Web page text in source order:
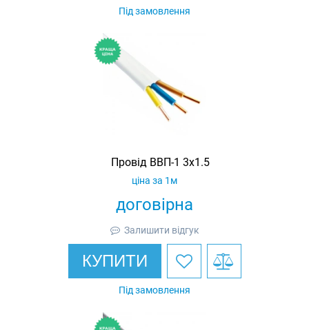
Під замовлення
Провід ВВП-1 3х1.5
договірна
ціна за 1м
Залишити відгук
КУПИТИ
Під замовлення